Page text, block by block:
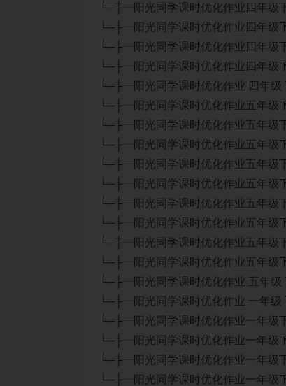
└─├┈阳光同学课时优化作业四年级
└─├┈阳光同学课时优化作业四年级
└─├┈阳光同学课时优化作业四年级
└─├┈阳光同学课时优化作业四年级
└─├┈阳光同学课时优化作业 四年级
└─├┈阳光同学课时优化作业五年级
└─├┈阳光同学课时优化作业五年级
└─├┈阳光同学课时优化作业五年级
└─├┈阳光同学课时优化作业五年级
└─├┈阳光同学课时优化作业五年级
└─├┈阳光同学课时优化作业五年级
└─├┈阳光同学课时优化作业五年级
└─├┈阳光同学课时优化作业五年级
└─├┈阳光同学课时优化作业五年级
└─├┈阳光同学课时优化作业 五年级
└─├┈阳光同学课时优化作业 一年级
└─├┈阳光同学课时优化作业一年级
└─├┈阳光同学课时优化作业一年级
└─├┈阳光同学课时优化作业一年级
└─├┈阳光同学课时优化作业一年级